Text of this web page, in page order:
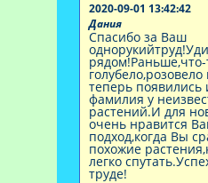
2020-09-01 13:42:42
Дания
Спасибо за Ваш
рядом!Раньше,что-
голубело,розовело
теперь появились
фамилия у
растений.И для
очень нравится
подход,когда Вы
похожие
легко
труде!